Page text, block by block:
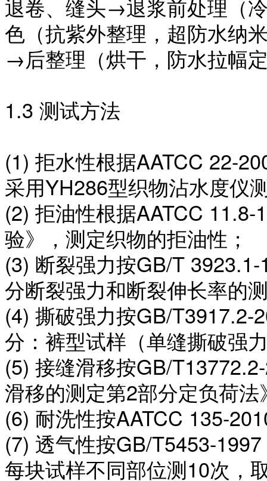
退卷、缝头→退浆前处理（
色（抗紫外整理，超防水
→后整理（烘干，防水拉幅
1.3 测试方法
(1) 拒水性根据AATCC 22-
采用YH286型织物沾水度仪
(2) 拒油性根据AATCC
验》，测定织物的拒油性；
(3) 断裂强力按GB/T
分断裂强力和断裂伸长率的
(4) 撕破强力按GB/T3917.2-
分：裤型试样（单缝撕破强
(5) 接缝滑移按GB/
滑移的测定第2部分定负荷法
(6) 耐洗性按AATCC 135-
(7) 透气性按GB/T5453-
每块试样不同部位测10次，